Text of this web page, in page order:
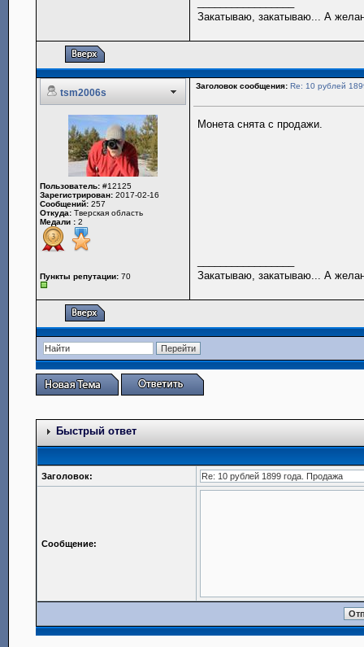
Закатываю, закатываю... А
tsm2006s
Заголовок сообщения: Re: 10 рублей
Пользователь: #12125
Зарегистрирован: 2017-02-16
Сообщений: 257
Откуда: Тверская область
Медали : 2
Пункты репутации: 70
Монета снята с продажи.
Закатываю, закатываю... А
Быстрый ответ
Заголовок:
Сообщение: